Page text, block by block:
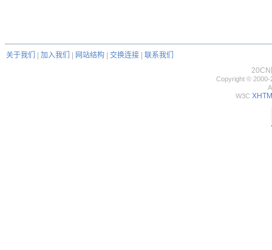
关于我们 加入我们 网站结构 交换连接
联系我们
20CN
Copyright © 2000-
W3C